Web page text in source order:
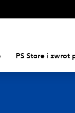
PS Store i zwrot